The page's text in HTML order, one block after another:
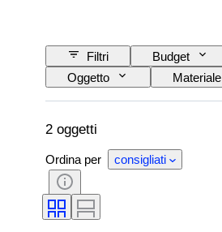
Filtri Budget
Oggetto
Materiale
2 oggetti
Ordina per consigliati